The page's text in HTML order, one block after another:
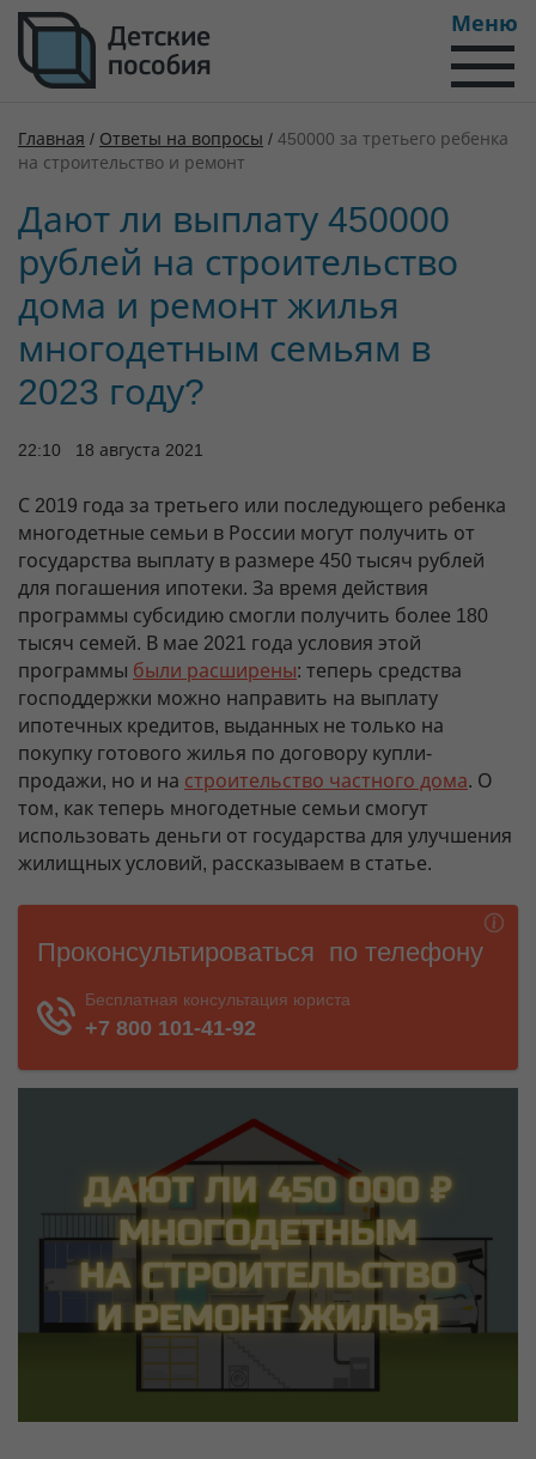
Меню
Главная / Ответы на вопросы / 450000 за третьего ребенка
на строительство и ремонт
Дают ли выплату 450000
рублей на строительство
дома и ремонт жилья
многодетным семьям в
2023 году?
22:10 18 августа 2021
С 2019 года за третьего или последующего ребенка
многодетные семьи в России могут получить от
государства выплату в размере 450 тысяч рублей
для погашения ипотеки. За время действия
программы субсидию смогли получить более 180
тысяч семей. В мае 2021 года условия этой
программы были расширены: теперь средства
господдержки можно направить на выплату
ипотечных кредитов, выданных не только на
покупку готового жилья по договору купли-
продажи, но и на строительство частного дома. О
том, как теперь многодетные семьи смогут
использовать деньги от государства для улучшения
жилищных условий, рассказываем в статье.